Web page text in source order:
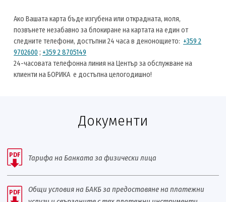
Ако Вашата карта бъде изгубена или открадната, моля,
позвънете незабавно за блокиране на картата на един от
следните телефони, достъпни 24 часа в денонощието: +359 2
9702600 ; +359 2 8705149
24-часовата телефонна линия на Център за обслужване на
клиенти на БОРИКА е достъпна целогодишно!
Документи
PDF Тарифа на Банката за физически лица
PDF
Общи условия на БАКБ за предоставяне на платежни